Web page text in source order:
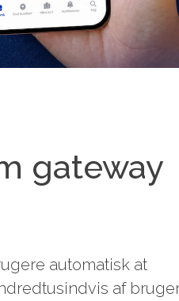
gateway
automatisk at
af